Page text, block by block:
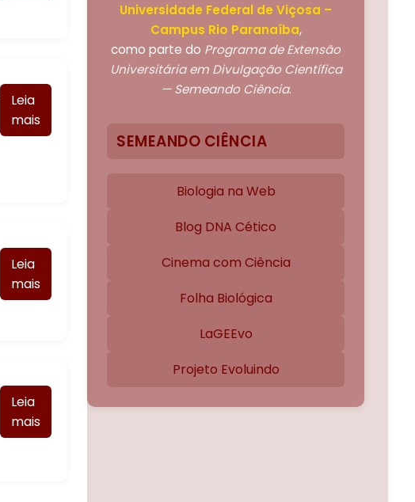
Leia
mais
Leia
mais
Leia
mais
Universidade Federal de Viçosa –
Campus Rio Paranaíba,
como parte do Programa de Extensão
Universitária em Divulgação Científica
— Semeando Ciência.
SEMEANDO CIÊNCIA
Biologia na Web
Blog DNA Cético
Cinema com Ciência
Folha Biológica
LaGEEvo
Projeto Evoluindo